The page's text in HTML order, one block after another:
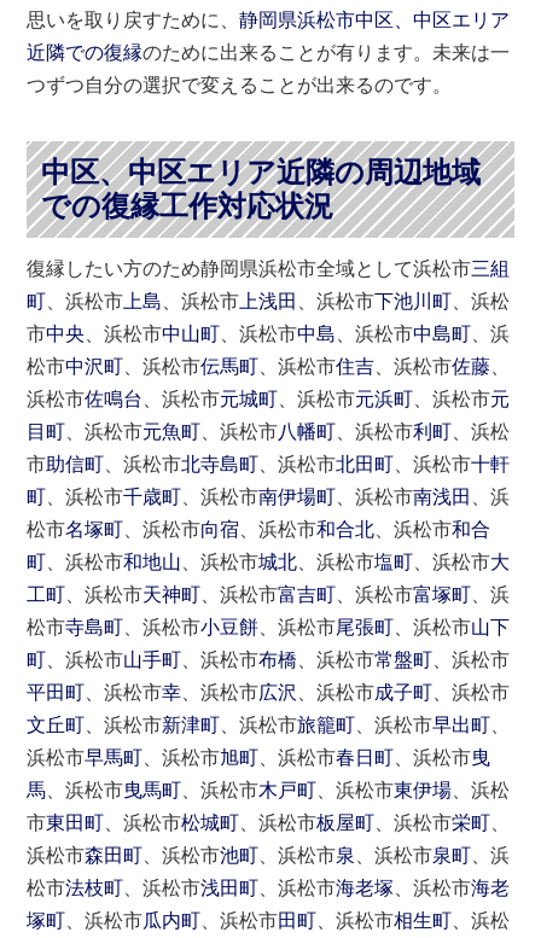
思いを取り戻すために、静岡県浜松市中区、中区エリア
近隣での復縁のために出来ることが有ります。未来は一
つずつ自分の選択で変えることが出来るのです。
中区、中区エリア近隣の周辺地域
での復縁工作対応状況
復縁したい方のため静岡県浜松市全域として浜松市三組
町 、浜松市 上島 、浜松市 上浅田 、浜松市下池川町 、浜松
市中央 、浜松市中山町 、浜松市中島 、浜松市中島町 、浜
松市中沢町 、浜松市伝馬町 、浜松市住吉 、浜松市佐藤
浜松市佐鳴台 、浜松市元城町 、浜松市元浜町 、浜松市元
目町 、浜松市元魚町 、浜松市八幡町 、浜松市利町 、浜松
市助信町 、浜松市北寺島町 、浜松市北田町 、浜松市十軒
町 、浜松市千歳町 、浜松市南伊場町 、浜松市南浅田
、浜
松市名塚町 、浜松市向宿 、浜松市和合北 、浜松市和合
町 、浜松市和地山 、浜松市城北 、浜松市塩町 、浜松市大
工町 、浜松市天神町 、浜松市富吉町 、浜松市富塚町 、浜
松市寺島町 、浜松市小豆餅 、浜松市尾張町 、浜松市山下
町 、浜松市山手町 、浜松市布橋 、浜松市常盤町 、浜松市
平田町 、浜松市幸 、浜松市広沢 、浜松市成子町 、浜松市
文丘町 、浜松市新津町 、浜松市旅籠町 、浜松市早出町
浜松市早馬町 、浜松市旭町 、浜松市春日町 、浜松市曳
馬 、浜松市曳馬町 、浜松市木戸町 、浜松市東伊場 、浜松
市東田町 、浜松市松城町 、浜松市板屋町 、浜松市栄町
浜松市森田町 、浜松市池町 、浜松市泉 、浜松市泉町 、浜
松市法枝町 、浜松市浅田町 、浜松市海老塚 、浜松市海老
塚町 、浜松市瓜内町 、浜松市田町 、浜松市相生町 、浜松